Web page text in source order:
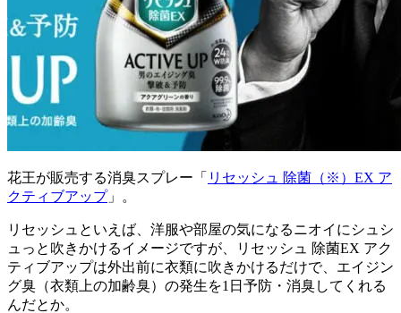
花王が販売する消臭スプレー「 リセッシュ 除菌（※）EX ア
クティブアップ」。
リセッシュといえば、 洋服や部屋の気になるニオイにシュシ
ュっと吹きかけるイメージですが、リセッシュ 除菌EX アク
ティブアップは外出前に衣類に吹きかけるだけで、エイジン
グ臭（衣類上の加齢臭）の発生を1日予防・消臭してくれる
んだとか。